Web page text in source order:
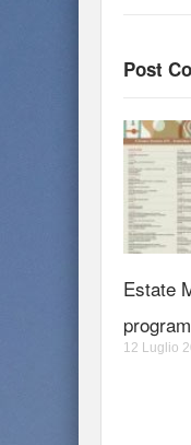
Post
Estate
12 Luglio